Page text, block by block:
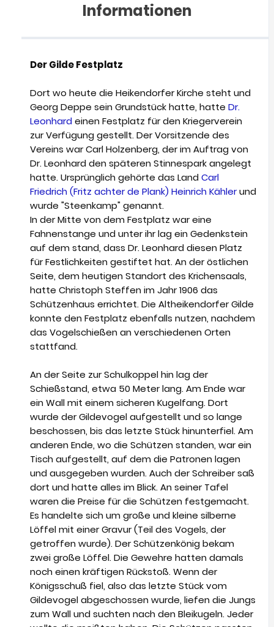
Informationen
Der Gilde Festplatz
Dort wo heute die Heikendorfer Kirche steht und
Georg Deppe sein Grundstück hatte, hatte Dr.
Leonhard einen Festplatz für den Kriegerverein
zur Verfügung gestellt. Der Vorsitzende des
Vereins war Carl Holzenberg, der im Auftrag von
Dr. Leonhard den späteren Stinnespark angelegt
hatte. Ursprünglich gehörte das Land Carl
Friedrich (Fritz achter de Plank) Heinrich Kählerund
wurde "Steenkamp" genannt.
In der Mitte von dem Festplatz war eine
Fahnenstange und unter ihr lag ein Gedenkstein
auf dem stand, dass Dr. Leonhard diesen Platz
für Festlichkeiten gestiftet hat. An der östlichen
Seite, dem heutigen Standort des Krichensaals,
hatte Christoph Steffen im Jahr 1906 das
Schützenhaus errichtet. Die Altheikendorfer Gilde
konnte den Festplatz ebenfalls nutzen, nachdem
das Vogelschießen an verschiedenen Orten
stattfand.
An der Seite zur Schulkoppel hin lag der
Schießstand, etwa 50 Meter lang. Am Ende war
ein Wall mit einem sicheren Kugelfang. Dort
wurde der Gildevogel aufgestellt und so lange
beschossen, bis das letzte Stück hinunterfiel. Am
anderen Ende, wo die Schützen standen, war ein
Tisch aufgestellt, auf dem die Patronen lagen
und ausgegeben wurden. Auch der Schreiber saß
dort und hatte alles im Blick. An seiner Tafel
waren die Preise für die Schützen festgemacht.
Es handelte sich um große und kleine silberne
Löffel mit einer Gravur (Teil des Vogels, der
getroffen wurde). Der Schützenkönig bekam
zwei große Löffel. Die Gewehre hatten damals
noch einen kräftigen Rückstoß. Wenn der
Königsschuß fiel, also das letzte Stück vom
Gildevogel abgeschossen wurde, liefen die Jungs
zum Wall und suchten nach den Bleikugeln. Jeder